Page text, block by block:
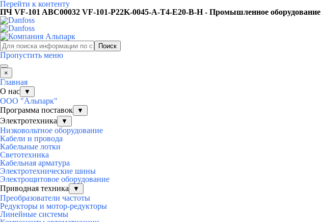
Перейти к контенту
ПЧ VF-101 ABC00032 VF-101-P22K-0045-A-T4-E20-B-H - Промышленное оборудование
Поиск
Пропустить меню
×
Главная
О нас
▼
ООО "Альпарк"
Программа поставок
▼
Электротехника ▼
Низковольтное оборудование
Кабели и провода
Кабельные лотки
Светотехника
Кабельная арматура
Электротехнические шины
Электрощитовое оборудование
Приводная техника
▼
Преобразователи частоты
Редукторы и мотор-редукторы
Линейные системы